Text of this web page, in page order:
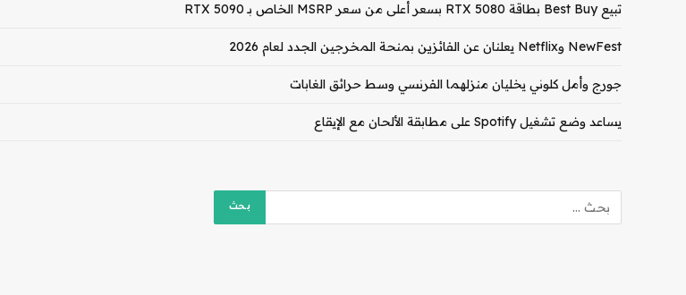
تبيع Best Buy بطاقة RTX 5080 بسعر أعلى من سعر MSRP الخاص بـ RTX 5090
NewFest وNetflix يعلنان عن الفائزين بمنحة المخرجين الجدد لعام 2026
جورج وأمل كلوني يخليان منزلهما الفرنسي وسط حرائق الغابات
يساعد وضع تشغيل Spotify على مطابقة الألحان مع الإيقاع